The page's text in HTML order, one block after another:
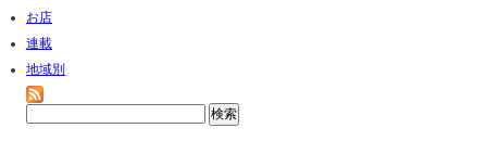
お店
連載
地域別